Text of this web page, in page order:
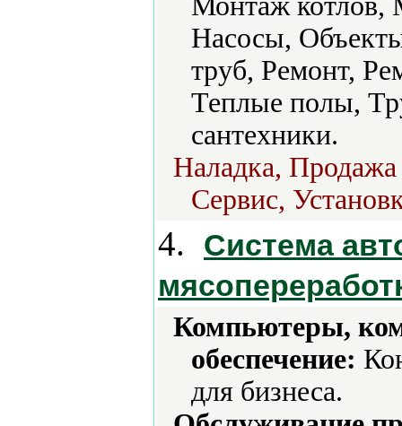
Насосы,
труб, Ремонт,
Теплые полы,
сантехники.
Наладка, Продажа
Сервис,
4.
Система
Компьютеры,
обеспечение:
для бизнеса.